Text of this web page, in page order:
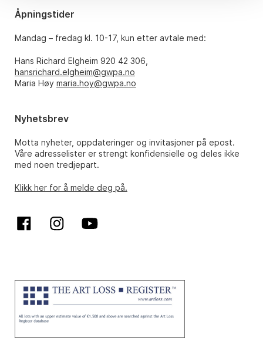
Åpningstider
Mandag – fredag kl. 10-17, kun etter avtale med:
Hans Richard Elgheim 920 42 306,
hansrichard.elgheim@gwpa.no
Maria Høy maria.hoy@gwpa.no
Nyhetsbrev
Motta nyheter, oppdateringer og invitasjoner på epost.
Våre adresselister er strengt konfidensielle og deles ikke
med noen tredjepart.
Klikk her for å melde deg på.